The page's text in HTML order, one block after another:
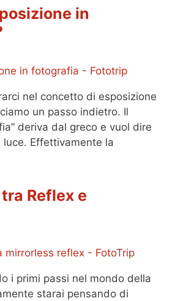
in
nel concetto di esposizione
un passo indietro. Il
deriva dal greco e vuol dire
luce. Effettivamente la
Reflex e
i primi passi nel mondo della
starai pensando di